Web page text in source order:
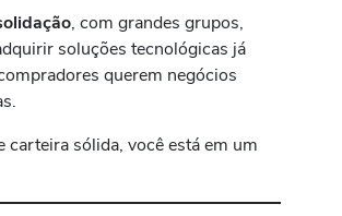
, com grandes grupos,
soluções tecnológicas já
querem negócios
sólida, você está em um